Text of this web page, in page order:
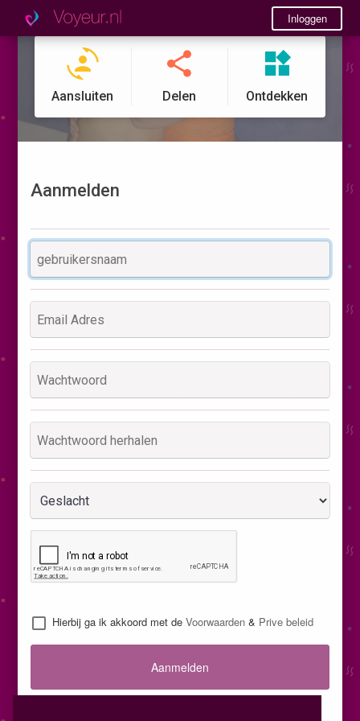
Inloggen
Aansluiten Delen Ontdekken
Aanmelden
Hierbij ga ik akkoord met deVoorwaarden & Prive beleid
Aanmelden